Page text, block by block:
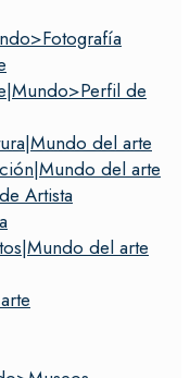
de
del arte
del arte
Artista
del arte